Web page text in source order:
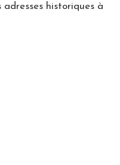
adresses historiques à